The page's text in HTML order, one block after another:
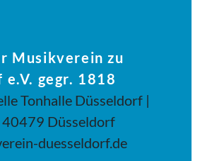
Musikverein zu
e.V. gegr. 1818
Tonhalle Düsseldorf |
40479 Düsseldorf
duesseldorf.de